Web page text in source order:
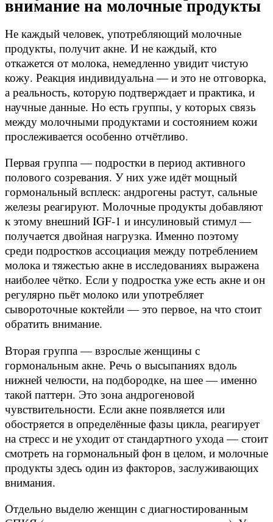
внимание на молочные продукты
Не каждый человек, употребляющий молочные
продукты, получит акне. И не каждый, кто
откажется от молока, немедленно увидит чистую
кожу. Реакция индивидуальна — и это не отговорка,
а реальность, которую подтверждает и практика, и
научные данные. Но есть группы, у которых связь
между молочными продуктами и состоянием кожи
прослеживается особенно отчётливо.
Первая группа — подростки в период активного
полового созревания. У них уже идёт мощный
гормональный всплеск: андрогены растут, сальные
железы реагируют. Молочные продукты добавляют
к этому внешний IGF-1 и инсулиновый стимул —
получается двойная нагрузка. Именно поэтому
среди подростков ассоциация между потреблением
молока и тяжестью акне в исследованиях выражена
наиболее чётко. Если у подростка уже есть акне и он
регулярно пьёт молоко или употребляет
сывороточные коктейли — это первое, на что стоит
обратить внимание.
Вторая группа — взрослые женщины с
гормональным акне. Речь о высыпаниях вдоль
нижней челюсти, на подбородке, на шее — именно
такой паттерн. Это зона андрогеновой
чувствительности. Если акне появляется или
обостряется в определённые фазы цикла, реагирует
на стресс и не уходит от стандартного ухода — стоит
смотреть на гормональный фон в целом, и молочные
продукты здесь один из факторов, заслуживающих
внимания.
Отдельно выделю женщин с диагностированным